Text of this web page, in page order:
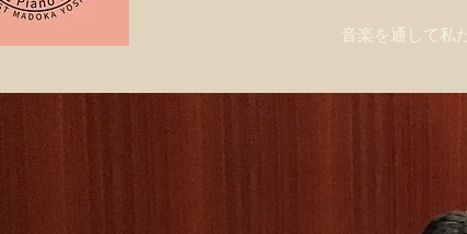
音楽を通して私